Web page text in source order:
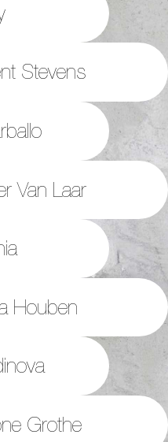
Stevens
Van Laar
Houben
Grothe